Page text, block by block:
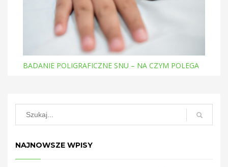
BADANIE POLIGRAFICZNE SNU – NA CZYM POLEGA
NAJNOWSZE WPISY